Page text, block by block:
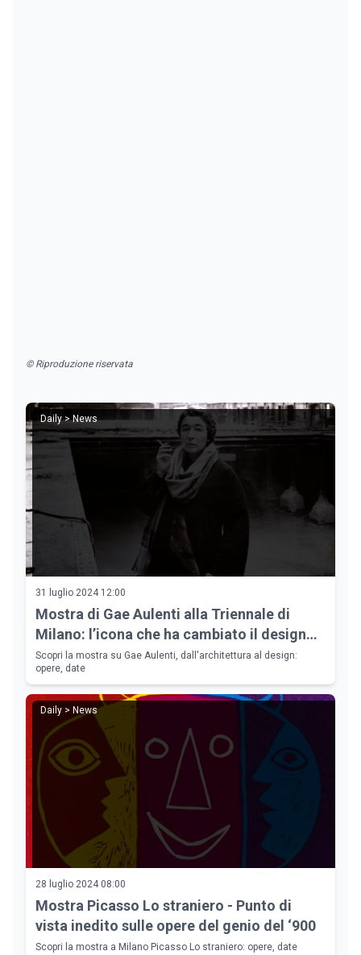
© Riproduzione riservata
Daily > News
31 luglio 2024 12:00
Mostra di Gae Aulenti alla Triennale di
Milano: l’icona che ha cambiato il design
del XX secolo
Scopri la mostra su Gae Aulenti, dall'architettura al design:
opere, date
Daily > News
28 luglio 2024 08:00
Mostra Picasso Lo straniero - Punto di
vista inedito sulle opere del genio del ‘900
Scopri la mostra a Milano Picasso Lo straniero: opere, date